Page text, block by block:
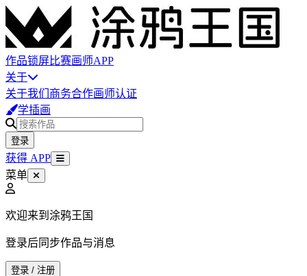
作品锁屏比赛画师APP
关于
关于我们 商务合作画师认证
学插画
登录
获得 APP
菜单
欢迎来到涂鸦王国
登录后同步作品与消息
登录 / 注册